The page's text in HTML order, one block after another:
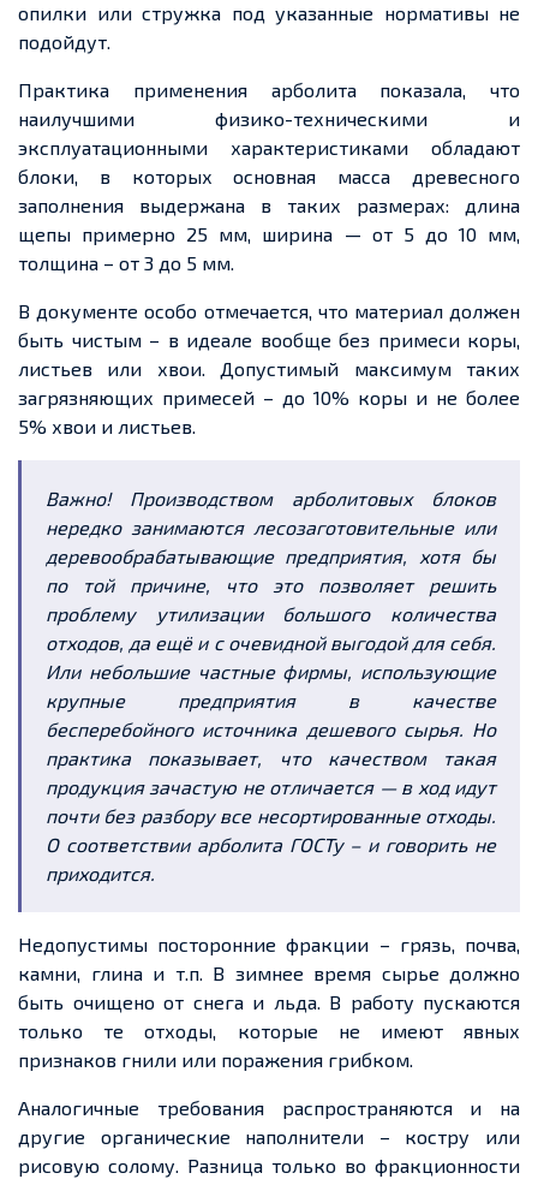
опилки или стружка под указанные нормативы не
подойдут.
Практика применения арболита показала, что
наилучшими физико-техническими и
эксплуатационными характеристиками обладают
блоки, в которых основная масса древесного
заполнения выдержана в таких размерах: длина
щепы примерно 25 мм, ширина — от 5 до 10 мм,
толщина – от 3 до 5 мм.
В документе особо отмечается, что материал должен
быть чистым – в идеале вообще без примеси коры,
листьев или хвои. Допустимый максимум таких
загрязняющих примесей – до 10% коры и не более
5% хвои и листьев.
Важно! Производством арболитовых блоков
нередко занимаются лесозаготовительные или
деревообрабатывающие предприятия, хотя бы
по той причине, что это позволяет решить
проблему утилизации большого количества
отходов, да ещё и с очевидной выгодой для себя.
Или небольшие частные фирмы, использующие
крупные предприятия в качестве
бесперебойного источника дешевого сырья. Но
практика показывает, что качеством такая
продукция зачастую не отличается — в ход идут
почти без разбору все несортированные отходы.
О соответствии арболита ГОСТу – и говорить не
приходится.
Недопустимы посторонние фракции – грязь, почва,
камни, глина и т.п. В зимнее время сырье должно
быть очищено от снега и льда. В работу пускаются
только те отходы, которые не имеют явных
признаков гнили или поражения грибком.
Аналогичные требования распространяются и на
другие органические наполнители – костру или
рисовую солому. Разница только во фракционности